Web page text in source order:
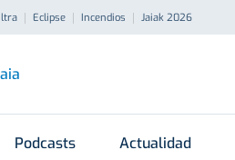
Eclipse Incendios Jaiak 2026
Podcasts Actualidad